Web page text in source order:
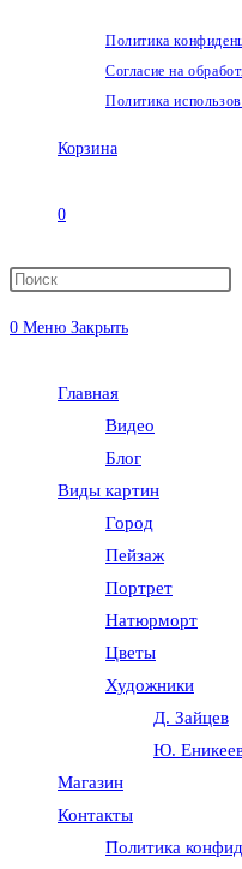
Политика
Согласие на
Политика
Корзина
0
Переключить
0 Меню Закрыть
Главная
Видео
Блог
Виды картин
Город
Пейзаж
Портрет
Натюрморт
Цветы
Художники
Д. Зайцев
Ю.
Магазин
Контакты
Политика